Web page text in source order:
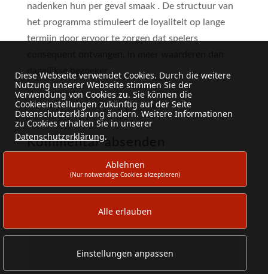
nadenken hun per geval smaak . De structuur van
het programma stimuleert de loyaliteit op lange
termijn door ervoor te zorgen dat spelers
dagelijkse bezoeker .
Kommentar absenden
Deine E-Mail-Adresse wird nicht veröffentlicht.
Erforderliche Felder sind mit*markiert
Diese Webseite verwendet Cookies. Durch die weitere
Nutzung unserer Webseite stimmen Sie der
Verwendung von Cookies zu. Sie können die
Cookieeinstellungen zukünftig auf der Seite
Datenschutzerklärung ändern. Weitere Informationen
zu Cookies erhalten Sie in unserer
Datenschutzerklärung.
Ablehnen
(Nur notwendige Cookies akzeptieren)
Alle erlauben
Einstellungen anpassen